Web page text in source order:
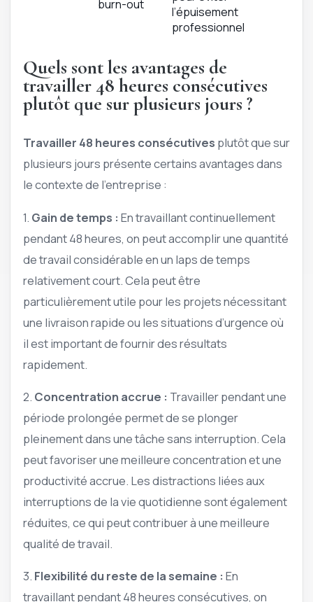
burn-out
l’épuisement
professionnel
Quels sont les avantages de
travailler 48 heures consécutives
plutôt que sur plusieurs jours ?
Travailler 48 heures consécutives plutôt que sur
plusieurs jours présente certains avantages dans
le contexte de l’entreprise :
1. Gain de temps : En travaillant continuellement
pendant 48 heures, on peut accomplir une quantité
de travail considérable en un laps de temps
relativement court. Cela peut être
particulièrement utile pour les projets nécessitant
une livraison rapide ou les situations d’urgence où
il est important de fournir des résultats
rapidement.
2. Concentration accrue : Travailler pendant une
période prolongée permet de se plonger
pleinement dans une tâche sans interruption. Cela
peut favoriser une meilleure concentration et une
productivité accrue. Les distractions liées aux
interruptions de la vie quotidienne sont également
réduites, ce qui peut contribuer à une meilleure
qualité de travail.
3. Flexibilité du reste de la semaine : En
travaillant pendant 48 heures consécutives, on